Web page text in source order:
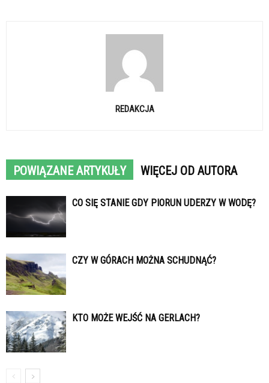
REDAKCJA
POWIĄZANE ARTYKUŁY WIĘCEJ OD AUTORA
CO SIĘ STANIE GDY PIORUN UDERZY W WODĘ?
CZY W GÓRACH MOŻNA SCHUDNĄĆ?
KTO MOŻE WEJŚĆ NA GERLACH?